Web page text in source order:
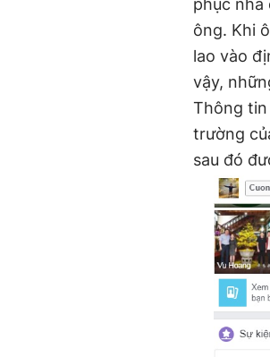
phục nhà
ông. Khi
lao vào
vậy,
Thông tin
trường
sau đó